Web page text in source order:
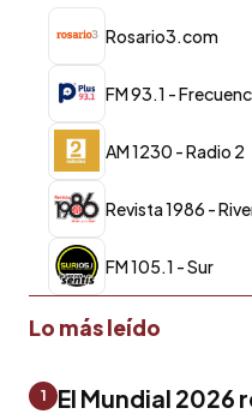
Rosario3.com
FM 93.1 -
AM 1230 - Radio 2
Revista 1986 -
FM 105.1 - Sur
Lo más leído
1
El Mundial 2026